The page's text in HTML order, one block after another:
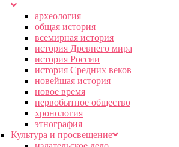
археология
общая история
всемирная история
история Древнего мира
история России
история Средних веков
новейшая история
новое время
первобытное общество
хронология
этнография
Культура и просвещение